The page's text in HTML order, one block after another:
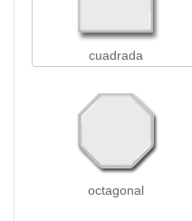
cuadrada
octagonal